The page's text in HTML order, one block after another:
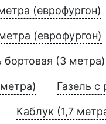
(еврофургон)
(еврофургон)
бортовая (3 метра)
Газель
Каблук (1,7